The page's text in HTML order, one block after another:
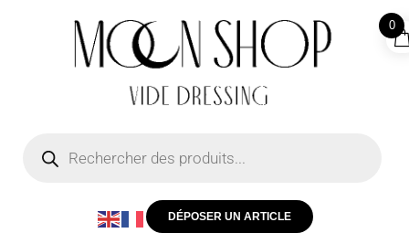
DÉPOSER UN ARTICLE
0